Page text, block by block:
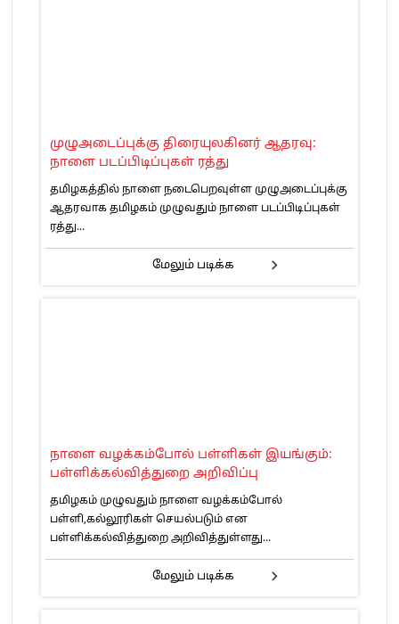
முழுஅடைப்புக்கு திரையுலகினர் ஆதரவு:
நாளை படப்பிடிப்புகள் ரத்து
தமிழகத்தில் நாளை நடைபெறவுள்ள முழுஅடைப்புக்கு
ஆதரவாக தமிழகம் முழுவதும் நாளை படப்பிடிப்புகள்
ரத்து...
மேலும் படிக்க
நாளை வழக்கம்போல் பள்ளிகள் இயங்கும்:
பள்ளிக்கல்வித்துறை அறிவிப்பு
தமிழகம் முழுவதும் நாளை வழக்கம்போல்
பள்ளி,கல்லூரிகள் செயல்படும் என
பள்ளிக்கல்வித்துறை அறிவித்துள்ளது...
மேலும் படிக்க